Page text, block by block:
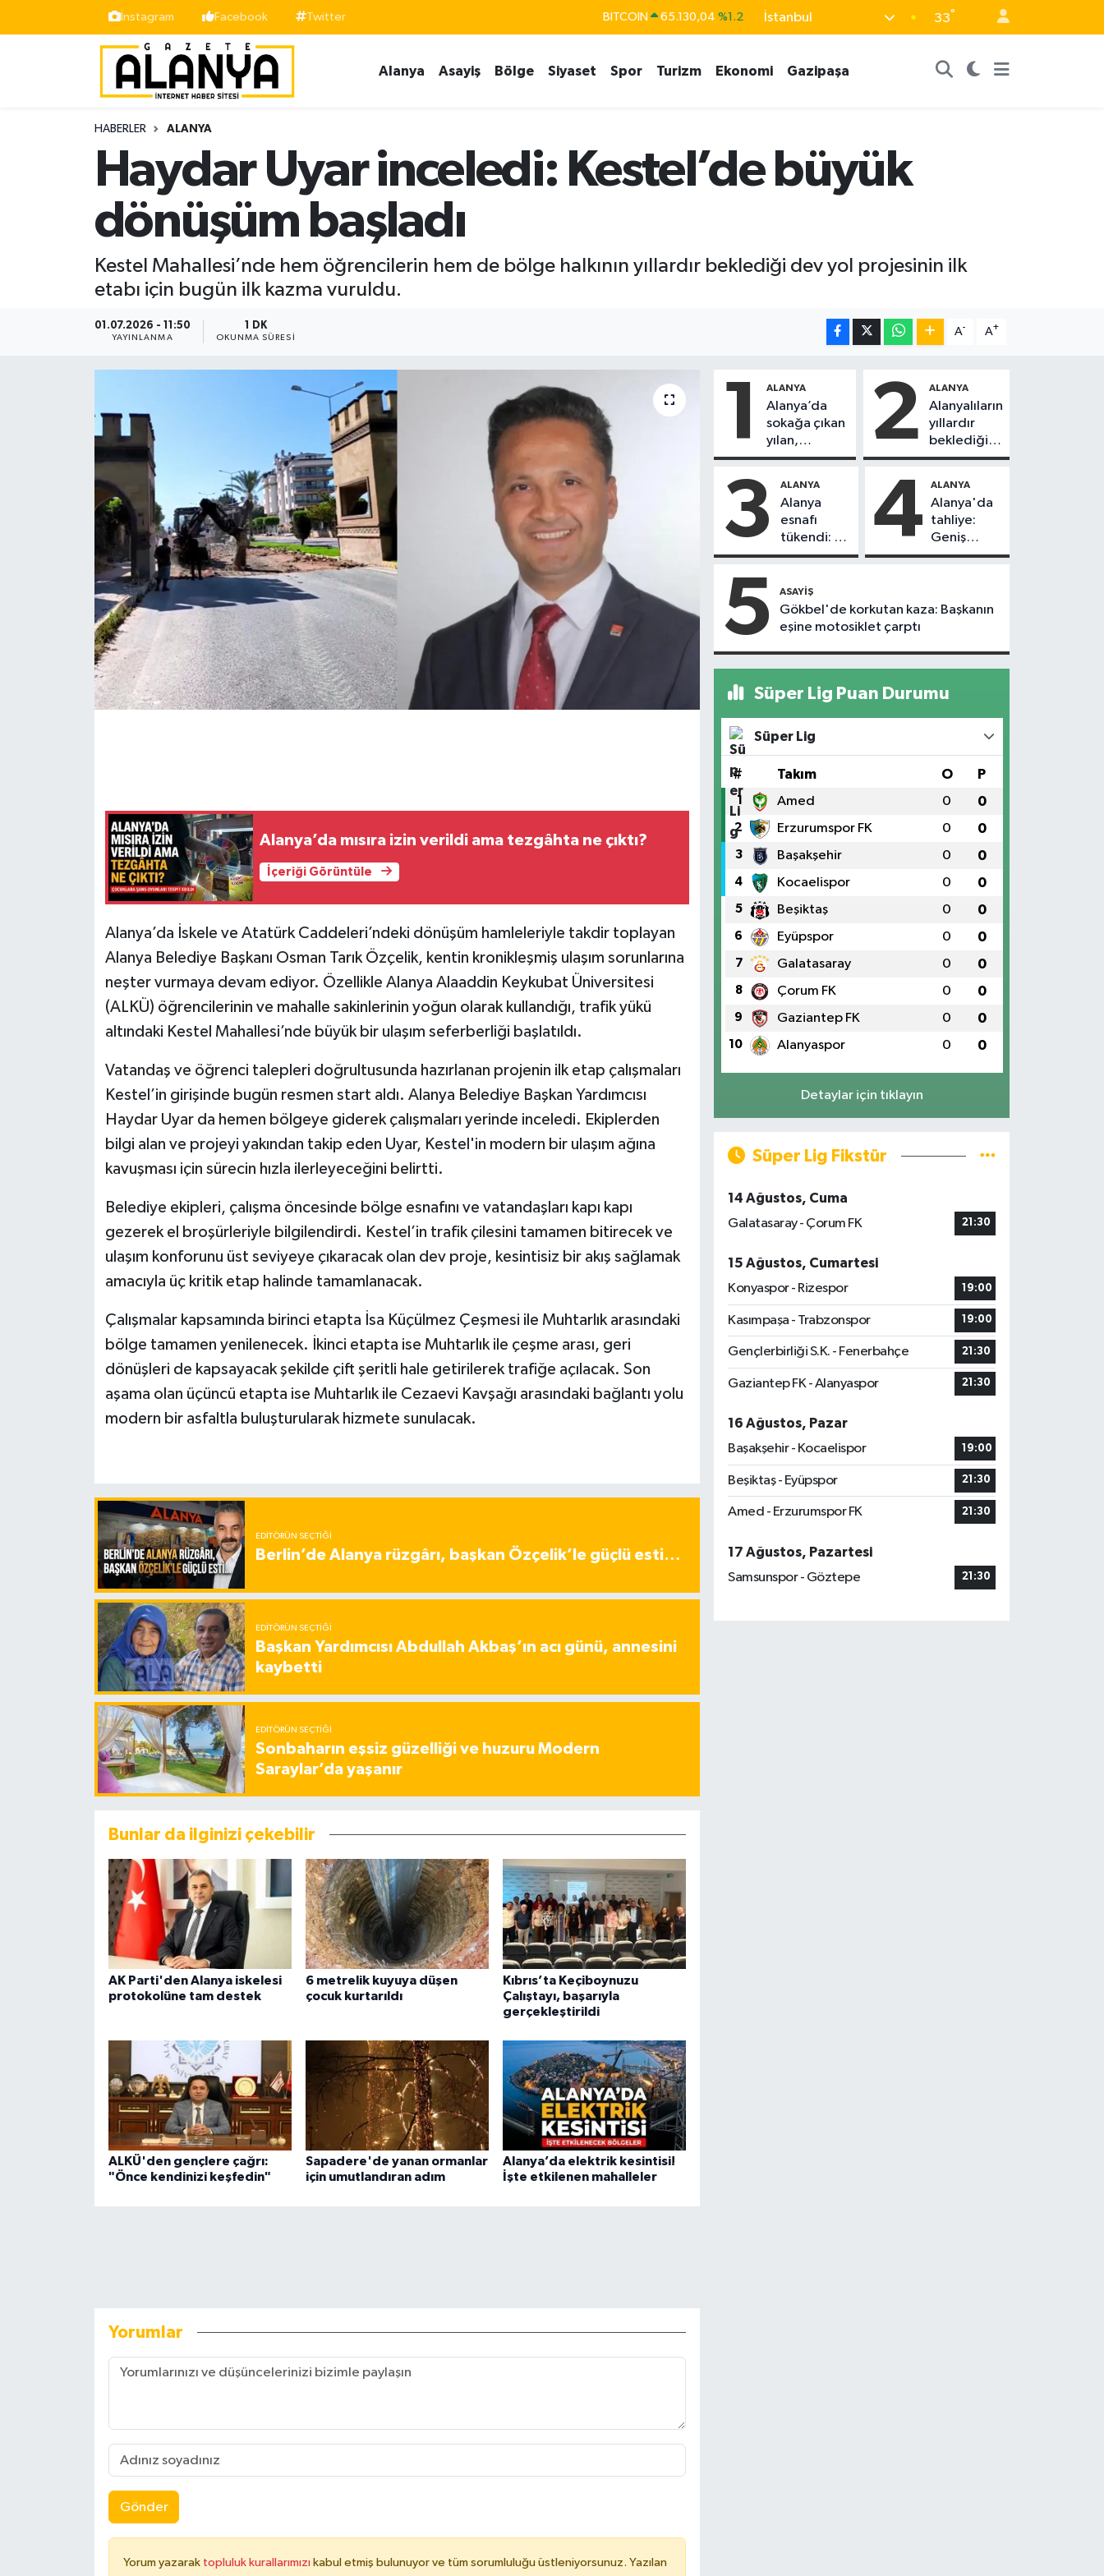
İnstagram Facebook Twitter BITCOIN 65.130,04 %1.2
EURO 55,0265 %0.01
BİST100 13.887 %64
İstanbul 33°
Alanya Asayiş Bölge Siyaset Spor Turizm Ekonomi Gazipaşa
HABERLER ALANYA
Haydar Uyar inceledi: Kestel’de büyük
dönüşüm başladı
Kestel Mahallesi’nde hem öğrencilerin hem de bölge halkının yıllardır beklediği dev yol projesinin ilk
etabı için bugün ilk kazma vuruldu.
01.07.2026 - 11:50
YAYINLANMA
1 DK
OKUNMA SÜRESI
A- A+
Alanya’da mısıra izin verildi ama tezgâhta ne çıktı?
İçeriği Görüntüle
Alanya’da İskele ve Atatürk Caddeleri’ndeki dönüşüm hamleleriyle takdir toplayan
Alanya Belediye Başkanı Osman Tarık Özçelik, kentin kronikleşmiş ulaşım sorunlarına
neşter vurmaya devam ediyor. Özellikle Alanya Alaaddin Keykubat Üniversitesi
(ALKÜ) öğrencilerinin ve mahalle sakinlerinin yoğun olarak kullandığı, trafik yükü
altındaki Kestel Mahallesi’nde büyük bir ulaşım seferberliği başlatıldı.
Vatandaş ve öğrenci talepleri doğrultusunda hazırlanan projenin ilk etap çalışmaları
Kestel’in girişinde bugün resmen start aldı. Alanya Belediye Başkan Yardımcısı
Haydar Uyar da hemen bölgeye giderek çalışmaları yerinde inceledi. Ekiplerden
bilgi alan ve projeyi yakından takip eden Uyar, Kestel'in modern bir ulaşım ağına
kavuşması için sürecin hızla ilerleyeceğini belirtti.
Belediye ekipleri, çalışma öncesinde bölge esnafını ve vatandaşları kapı kapı
gezerek el broşürleriyle bilgilendirdi. Kestel’in trafik çilesini tamamen bitirecek ve
ulaşım konforunu üst seviyeye çıkaracak olan dev proje, kesintisiz bir akış sağlamak
amacıyla üç kritik etap halinde tamamlanacak.
Çalışmalar kapsamında birinci etapta İsa Küçülmez Çeşmesi ile Muhtarlık arasındaki
bölge tamamen yenilenecek. İkinci etapta ise Muhtarlık ile çeşme arası, geri
dönüşleri de kapsayacak şekilde çift şeritli hale getirilerek trafiğe açılacak. Son
aşama olan üçüncü etapta ise Muhtarlık ile Cezaevi Kavşağı arasındaki bağlantı yolu
modern bir asfaltla buluşturularak hizmete sunulacak.
EDITÖRÜN SEÇTIĞI
Berlin’de Alanya rüzgârı, başkan Özçelik’le güçlü esti…
EDITÖRÜN SEÇTIĞI
Başkan Yardımcısı Abdullah Akbaş’ın acı günü, annesini
kaybetti
EDITÖRÜN SEÇTIĞI
Sonbaharın eşsiz güzelliği ve huzuru Modern
Saraylar’da yaşanır
Bunlar da ilginizi çekebilir
AK Parti'den Alanya iskelesi
protokolüne tam destek
6 metrelik kuyuya düşen
çocuk kurtarıldı
Kıbrıs’ta Keçiboynuzu
Çalıştayı, başarıyla
gerçekleştirildi
ALKÜ'den gençlere çağrı:
"Önce kendinizi keşfedin"
Sapadere'de yanan ormanlar
için umutlandıran adım
Alanya’da elektrik kesintisi!
İşte etkilenen mahalleler
Yorumlar
Gönder
Yorum yazarak topluluk kurallarımızı kabul etmiş bulunuyor ve tüm sorumluluğu üstleniyorsunuz. Yazılan
1 ALANYA
Alanya’da
sokağa çıkan
yılan,
vatandaşı
2 ALANYA
Alanyalıların
yıllardır
beklediği
yol askıdan
3 ALANYA
Alanya
esnafı
tükendi: 1
ayda 150
kapandı
4 ALANYA
Alanya'da
tahliye:
Geniş
güvenlik
5 ASAYIŞ
Gökbel'de korkutan kaza: Başkanın
eşine motosiklet çarptı
Süper Lig Puan Durumu
Süper Lig
# Takım O P
1 Amed 0 0
2 Erzurumspor FK 0 0
3 Başakşehir 0 0
4 Kocaelispor 0 0
5 Beşiktaş 0 0
6 Eyüpspor 0 0
7 Galatasaray 0 0
8 Çorum FK 0 0
9 Gaziantep FK 0 0
10 Alanyaspor 0 0
Detaylar için tıklayın
Süper Lig Fikstür
14 Ağustos, Cuma
Galatasaray - Çorum FK
21:30
15 Ağustos, Cumartesi
Konyaspor - Rizespor
19:00
Kasımpaşa - Trabzonspor 19:00
Gençlerbirliği S.K. - Fenerbahçe 21:30
Gaziantep FK - Alanyaspor 21:30
16 Ağustos, Pazar
Başakşehir - Kocaelispor
19:00
Beşiktaş - Eyüpspor 21:30
Amed - Erzurumspor FK 21:30
17 Ağustos, Pazartesi
Samsunspor - Göztepe
21:30
İstanbul Nöbetçi Eczaneler
İstanbul Hava Durumu
Süper Lig Puan Durumu ve Fikstür
Tüm Manşetler
Son Dakika Haberleri